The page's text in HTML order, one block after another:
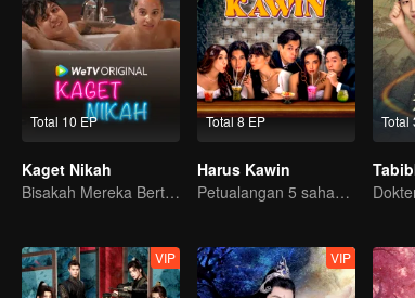
Total 10 EP
Kaget Nikah
Bisakah Mereka Bertahan dari Ultimatum Pernikahan?
Total 8 EP
Harus Kawin
Petualangan 5 sahabat mencari jodoh!
Total
VIP VIP